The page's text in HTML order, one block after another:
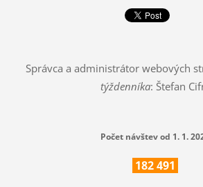
Správca a administrátor webových
týždenníka: Štefan
Počet návštev od 1. 1.
182491